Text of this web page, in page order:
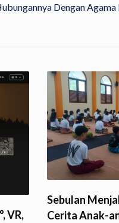
Dengan
1.200 Umat
Pengecoran